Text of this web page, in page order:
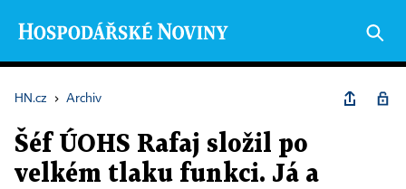
HN.cz › Archiv
Šéf ÚOHS Rafaj složil po
velkém tlaku funkci. Já a